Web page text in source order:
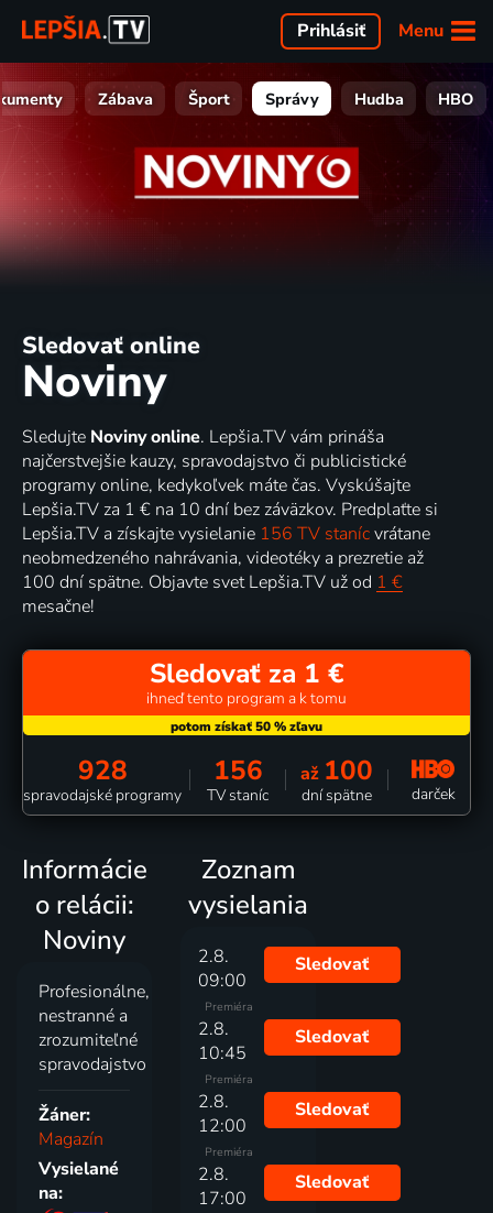
Menu
Prihlásiť
Zábava Šport Správy Hudba HBO
Sledovať online
Noviny
Sledujte Noviny online. Lepšia.TV vám prináša
najčerstvejšie kauzy, spravodajstvo či publicistické
programy online, kedykoľvek máte čas. Vyskúšajte
Lepšia.TV za 1 € na 10 dní bez záväzkov. Predplaťte si
Lepšia.TV a získajte vysielanie 156 TV stanícvrátane
neobmedzeného nahrávania, videotéky a prezretie až
100 dní spätne. Objavte svet Lepšia.TV už od 1 €
mesačne!
Sledovať za 1 €
ihneď tento program a k tomu
928
spravodajské programy
156
TV staníc
až 100
dní spätne darček
Informácie
o relácii:
Noviny
Profesionálne,
nestranné a
zrozumiteľné
spravodajstvo
Žáner:
Magazín
Vysielané
na:
Zoznam
vysielania
2.8.
09:00
Premiéra
Sledovať
2.8.
10:45
Premiéra
Sledovať
2.8.
12:00
Premiéra
Sledovať
2.8.
17:00
Sledovať